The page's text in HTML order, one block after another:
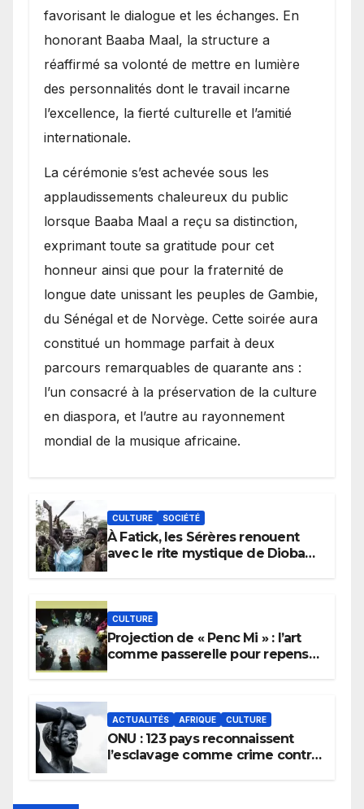
favorisant le dialogue et les échanges. En
honorant Baaba Maal, la structure a
réaffirmé sa volonté de mettre en lumière
des personnalités dont le travail incarne
l’excellence, la fierté culturelle et l’amitié
internationale.
​La cérémonie s’est achevée sous les
applaudissements chaleureux du public
lorsque Baaba Maal a reçu sa distinction,
exprimant toute sa gratitude pour cet
honneur ainsi que pour la fraternité de
longue date unissant les peuples de Gambie,
du Sénégal et de Norvège. Cette soirée aura
constitué un hommage parfait à deux
parcours remarquables de quarante ans :
l’un consacré à la préservation de la culture
en diaspora, et l’autre au rayonnement
mondial de la musique africaine.
CULTURE SOCIÉTÉ
À Fatick, les Sérères renouent
avec le rite mystique de Diobaye
CULTURE
Projection de « Penc Mi » : l’art
comme passerelle pour repenser
ACTUALITÉS AFRIQUE CULTURE
ONU : 123 pays reconnaissent
l’esclavage comme crime contre